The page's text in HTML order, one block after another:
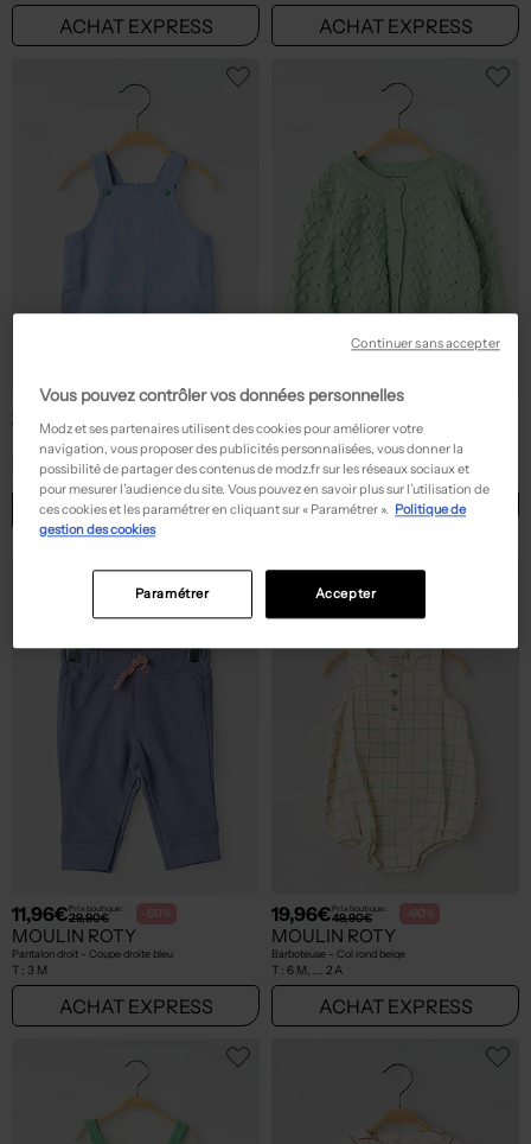
ACHAT EXPRESS ACHAT EXPRESS
23,96€ 59,90€
MOULIN ROTY
Salopette - Sans manche bleu
3 M, 6 M
ACHAT EXPRESS
30,36€ 75,90€
MOULIN ROTY
Gilet manches longues - Coupe cintrée vert
T :6 M
ACHAT EXPRESS
11,96€Prix boutique :
29,90€ -60%
MOULIN ROTY
Pantalon droit - Coupe droite bleu
T : 3 M
ACHAT EXPRESS
19,96€Prix boutique :
49,90€ -60%
MOULIN ROTY
Barboteuse - Col rond beige
T : 6 M, ... 2 A
ACHAT EXPRESS
Vous pouvez contrôler vos données personnelles
Modz et ses partenaires utilisent des cookies pour améliorer votre
navigation, vous proposer des publicités personnalisées, vous donner la
possibilité de partager des contenus de modz.fr sur les réseaux sociaux et
pour mesurer l’audience du site. Vous pouvez en savoir plus sur l’utilisation de
ces cookies et les paramétrer en cliquant sur « Paramétrer ». Politique de
gestion des cookies
Accepter
Paramétrer
Continuer sans accepter